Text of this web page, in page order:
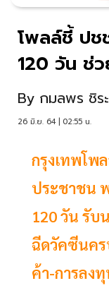
โพลล์ชี้ ปช
120 วัน ช่
By กมลพร ชิร
26 มิ.ย. 64 | 02:55 น.
กรุงเทพโพ
ประชาชน
120 วัน รับ
ฉีดวัคซีนคร
ค้า-การลง